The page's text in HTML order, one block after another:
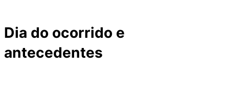
Dia do ocorrido e
antecedentes